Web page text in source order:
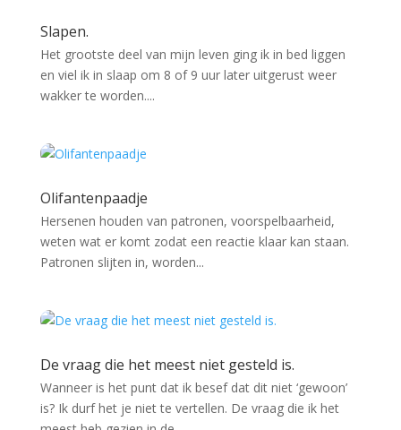
Slapen.
Het grootste deel van mijn leven ging ik in bed liggen
en viel ik in slaap om 8 of 9 uur later uitgerust weer
wakker te worden....
Olifantenpaadje
Hersenen houden van patronen, voorspelbaarheid,
weten wat er komt zodat een reactie klaar kan staan.
Patronen slijten in, worden...
De vraag die het meest niet gesteld is.
Wanneer is het punt dat ik besef dat dit niet ‘gewoon’
is? Ik durf het je niet te vertellen. De vraag die ik het